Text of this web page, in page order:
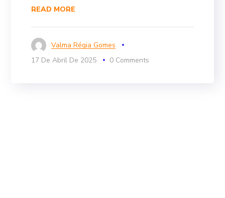
READ MORE
Valma Régia Gomes
17 De Abril De 2025
0 Comments